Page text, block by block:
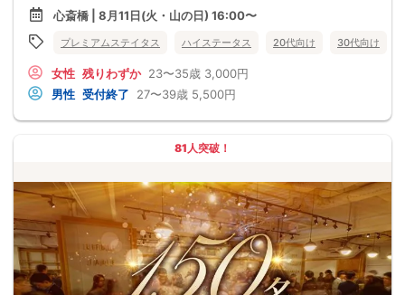
心斎橋 | 8月11日(火・山の日) 16:00〜
プレミアムステイタス ハイステータス 20代向け 30代向け
女性 残りわずか 23〜35歳 3,000円
男性 受付終了 27〜39歳 5,500円
81人突破！